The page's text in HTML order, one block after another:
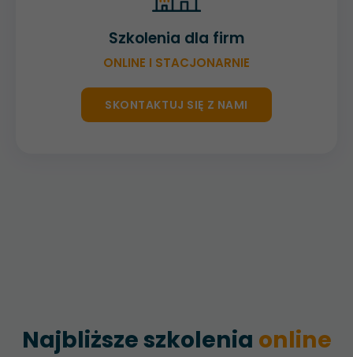
Szkolenia dla firm
ONLINE I STACJONARNIE
SKONTAKTUJ SIĘ Z NAMI
Najbliższe szkolenia online